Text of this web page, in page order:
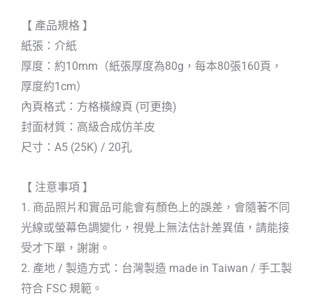
【 產品規格 】
紙張：介紙
厚度：約10mm（紙張厚度為80g，每本80張160頁，
厚度約1cm）
內頁格式：方格橫線頁 (可更換)
封面材質：高級合成仿羊皮
尺寸：A5 (25K) / 20孔
【 注意事項 】
1. 商品照片和實品可能會有顏色上的誤差，會隨著不同
光線或螢幕色調變化，視覺上無法估計差異值，請能接
受才下單，謝謝。
2. 產地 / 製造方式：台灣製造 made in Taiwan / 手工製
符合 FSC 規範。